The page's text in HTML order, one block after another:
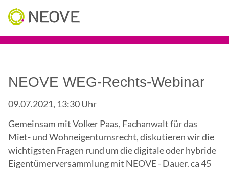
NEOVE WEG-Rechts-Webinar
09.07.2021, 13:30 Uhr
Gemeinsam mit Volker Paas, Fachanwalt für das
Miet- und Wohneigentumsrecht, diskutieren wir die
wichtigsten Fragen rund um die digitale oder hybride
Eigentümerversammlung mit NEOVE - Dauer. ca 45